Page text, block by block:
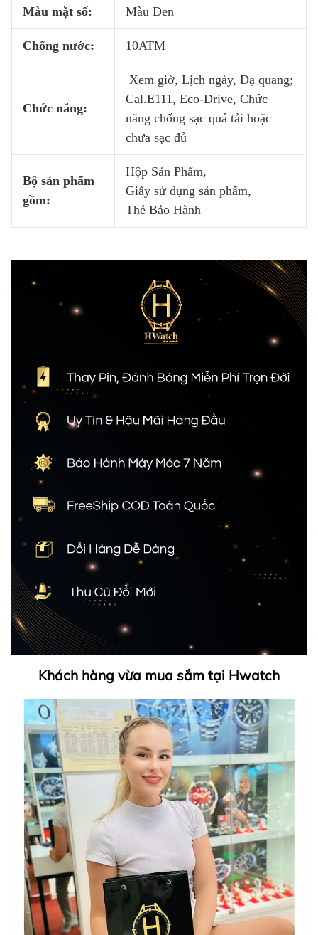
Màu mặt số: Màu Đen
Chống nước: 10ATM
Chức năng:
Xem giờ, Lịch ngày, Dạ quang;
Cal.E111, Eco-Drive, Chức
năng chống sạc quá tải hoặc
chưa sạc đủ
Bộ sản phẩm
gồm:
Hộp Sản Phẩm,
Giấy sử dụng sản phẩm,
Thẻ Bảo Hành
Khách hàng vừa mua sắm tại Hwatch